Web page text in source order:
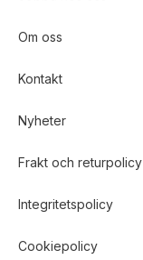
Om oss
Kontakt
Nyheter
Frakt och returpolicy
Integritetspolicy
Cookiepolicy